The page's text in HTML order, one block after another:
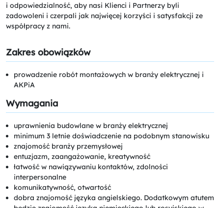
i odpowiedzialność, aby nasi Klienci i Partnerzy byli
zadowoleni i czerpali jak najwięcej korzyści i satysfakcji ze
współpracy z nami.
Zakres obowiązków
prowadzenie robót montażowych w branży elektrycznej i
AKPiA
Wymagania
uprawnienia budowlane w branży elektrycznej
minimum 3 letnie doświadczenie na podobnym stanowisku
znajomość branży przemysłowej
entuzjazm, zaangażowanie, kreatywność
łatwość w nawiązywaniu kontaktów, zdolności
interpersonalne
komunikatywność, otwartość
dobra znajomość języka angielskiego. Dodatkowym atutem